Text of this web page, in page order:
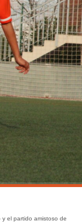
el partido amistoso de